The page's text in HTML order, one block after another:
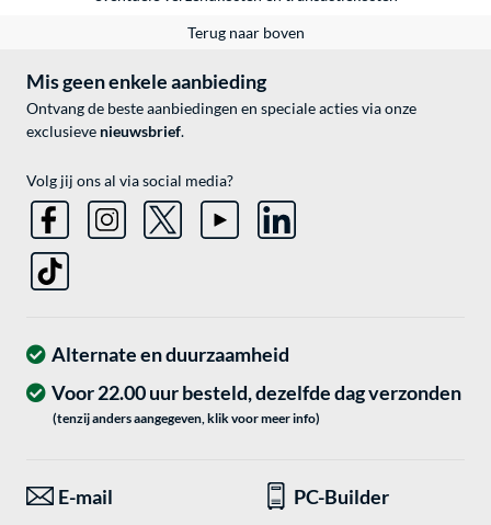
Terug naar boven
Mis geen enkele aanbieding
Ontvang de beste aanbiedingen en speciale acties via onze
exclusieve nieuwsbrief.
Volg jij ons al via social media?
Alternate en duurzaamheid
Voor 22.00 uur besteld, dezelfde dag verzonden
(tenzij anders aangegeven, klik voor meer info)
E-mail PC-Builder